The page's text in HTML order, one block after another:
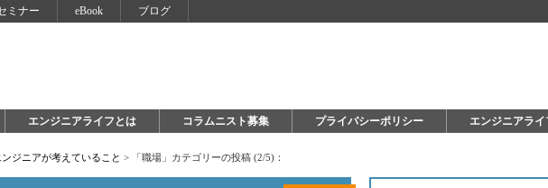
ミナー eBook ブログ
エンジニアライフとは コラムニスト募集 プライバシーポリシー エンジニアライ
ジニアが考えていること > 「職場」カテゴリーの投稿 (2/5)：